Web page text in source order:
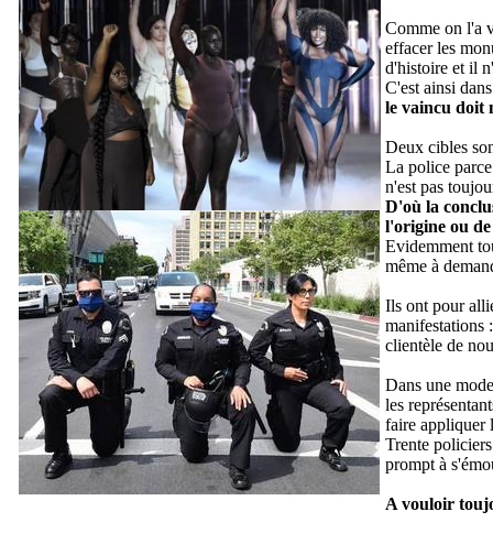
Comme on l'a
effacer les
d'histoire et il
C'est ainsi
le vaincu doit
Deux cibles
La police
n'est pas
D'où la
l'origine ou
Evidemment
même à
Ils ont pour
manifestations
clientèle de
Dans une
les
faire appliquer
Trente
prompt à
A vouloir